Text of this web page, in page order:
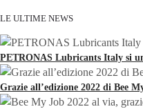
LE ULTIME NEWS
PETRONAS Lubricants Italy si
Grazie all’edizione 2022 di Bee